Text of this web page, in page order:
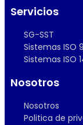
Servicios
SG-SST
Sistemas ISO
Sistemas ISO
Nosotros
Nosotros
Politica de